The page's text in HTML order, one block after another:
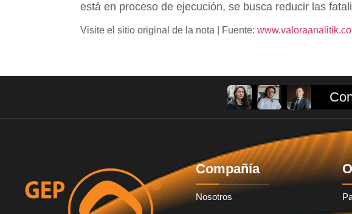
está en proceso de ejecución, se busca reducir las
Visite el sitio original de la nota | Fuente:
Compañía
Nosotros